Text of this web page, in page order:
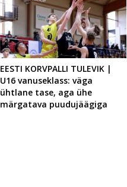
EESTI KORVPALLI TULEVIK |
U16 vanuseklass: väga
ühtlane tase, aga ühe
märgatava puudujäägiga